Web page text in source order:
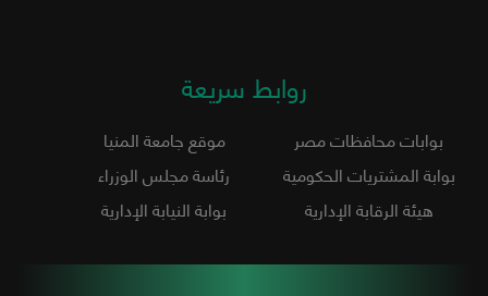
روابط سريعة
بوابات محافظات مصر
موقع جامعة المنيا
بوابة المشتريات الحكومية
رئاسة مجلس الوزراء
هيئة الرقابة الإدارية
بوابة النيابة الإدارية